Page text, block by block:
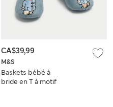
M&S
Baskets bébé à
bride en T à motif
CA$39,99